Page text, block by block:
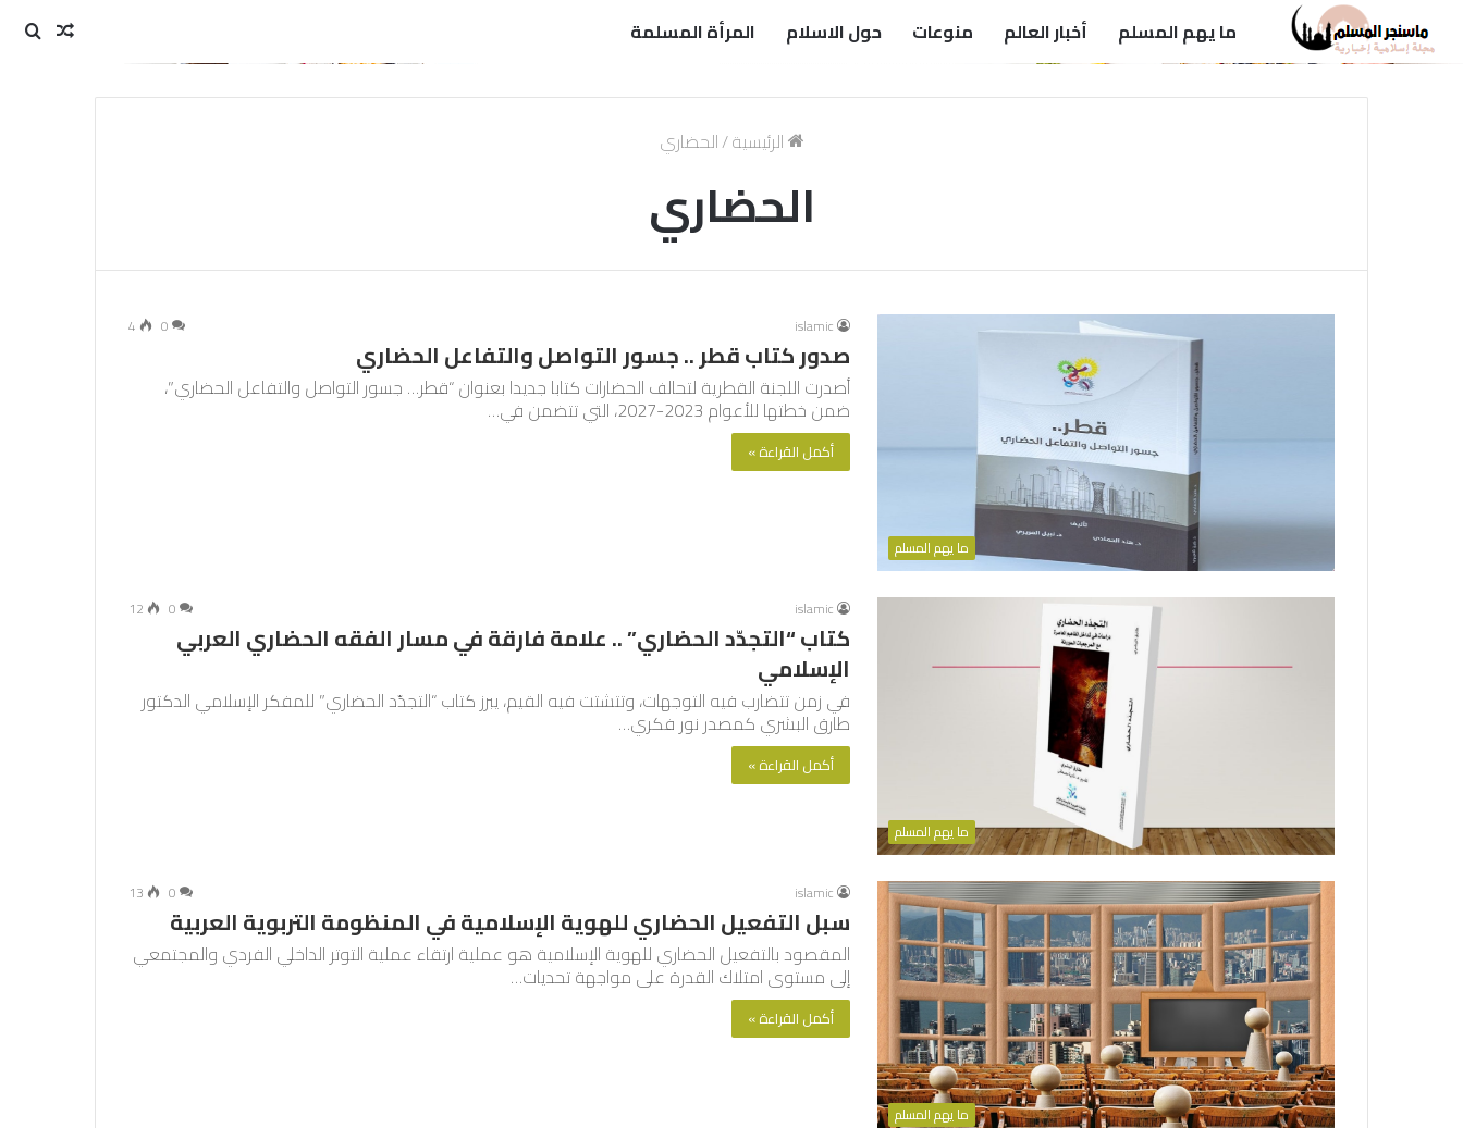
ما يهم المسلم أخبار العالم منوعات حول الاسلام المرأة المسلمة
مقال
الرئيسية/الحضاري
الحضاري
ما يهم المسلم
islamic
0
4
صدور كتاب قطر .. جسور التواصل والتفاعل الحضاري
أصدرت اللجنة القطرية لتحالف الحضارات كتابا جديدا بعنوان “قطر… جسور التواصل والتفاعل الحضاري”،
ضمن خطتها للأعوام 2023-2027، التي تتضمن في…
أكمل القراءة »
ما يهم المسلم
islamic
0
12
كتاب “التجدّد الحضاري” .. علامة فارقة في مسار الفقه الحضاري العربي
الإسلامي
في زمن تتضارب فيه التوجهات، وتتشتت فيه القيم، يبرز كتاب “التجدّد الحضاري” للمفكر الإسلامي الدكتور
طارق البشري كمصدر نور فكري…
أكمل القراءة »
ما يهم المسلم
islamic
0
13
سبل التفعيل الحضاري للهوية الإسلامية في المنظومة التربوية العربية
المقصود بالتفعيل الحضاري للهوية الإسلامية هو عملية ارتقاء عملية التوتر الداخلي الفردي والمجتمعي
إلى مستوى امتلاك القدرة على مواجهة تحديات…
أكمل القراءة »